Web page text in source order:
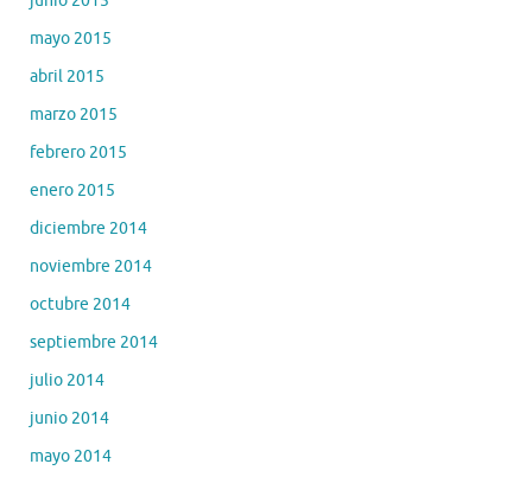
mayo 2015
abril 2015
marzo 2015
febrero 2015
enero 2015
diciembre 2014
noviembre 2014
octubre 2014
septiembre 2014
julio 2014
junio 2014
mayo 2014